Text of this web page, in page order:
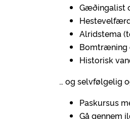
Gæðingalist
Alridstema
Bomtræning
Historisk
… og selvfølgelig
Paskursus
Gå gennem